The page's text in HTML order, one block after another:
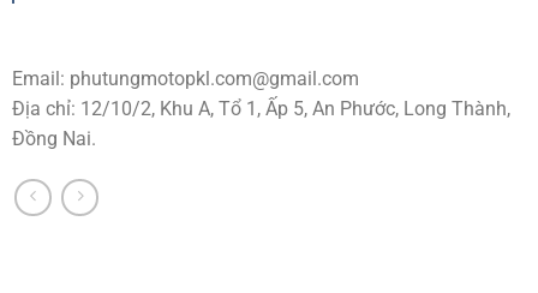
Email: phutungmotopkl.com@gmail.com
Địa chỉ: 12/10/2, Khu A, Tổ 1, Ấp 5, An Phước, Long Thành,
Đồng Nai.